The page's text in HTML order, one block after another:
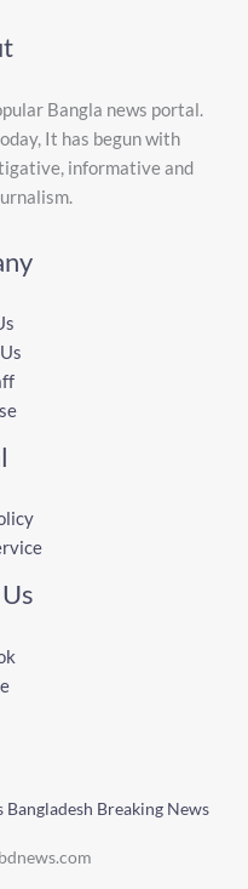
Bangla news portal.
It has begun with
informative and
Breaking News